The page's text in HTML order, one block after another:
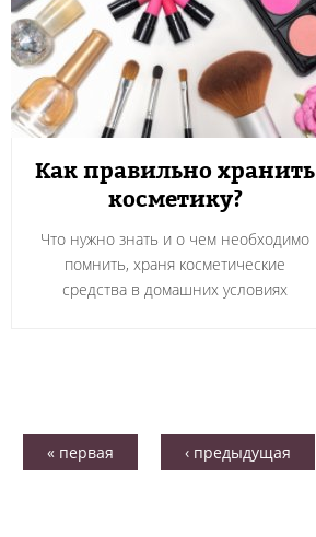
Как правильно хранить
косметику?
Что нужно знать и о чем необходимо
помнить, храня косметические
средства в домашних условиях
« первая ‹ предыдущая